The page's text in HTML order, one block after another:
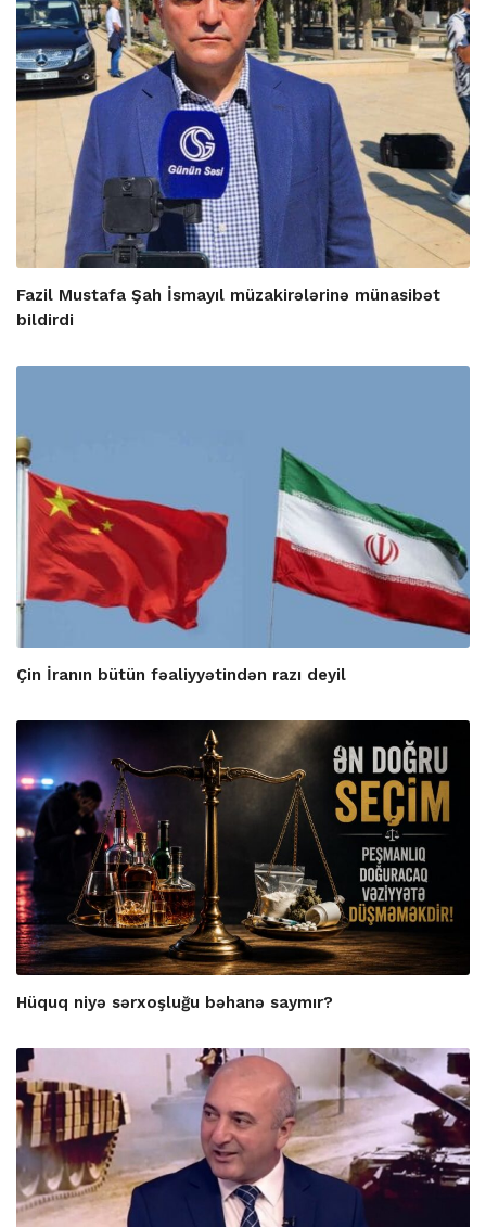
Fazil Mustafa Şah İsmayıl müzakirələrinə münasibət
bildirdi
Çin İranın bütün fəaliyyətindən razı deyil
Hüquq niyə sərxoşluğu bəhanə saymır?